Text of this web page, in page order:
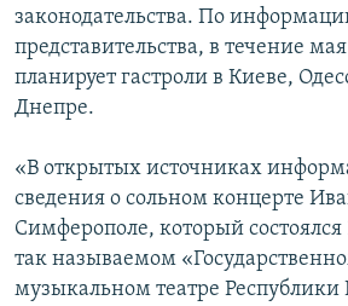
ELIFBE
УКРАИНСКАЯ ПРОБЛЕМА КРЫМА
Все сайты RFE/RL
законодательства. По
представительства, в течение
планирует гастроли в Киеве,
Днепре.
«В открытых источниках
сведения о сольном концерте
Симферополе, который состоялся
так называемом
музыкальном театре Республики